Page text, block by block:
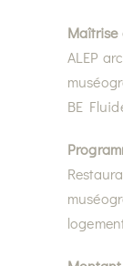
Maîtrise
ALEP
BE